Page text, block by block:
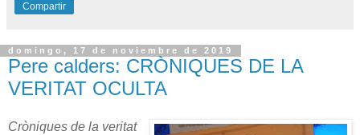
Compartir
domingo, 17 de noviembre de 2019
Pere calders: CRÒNIQUES DE LA
VERITAT OCULTA
Cròniques de la veritat